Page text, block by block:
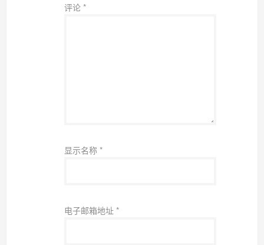
评论 *
显示名称 *
电子邮箱地址 *